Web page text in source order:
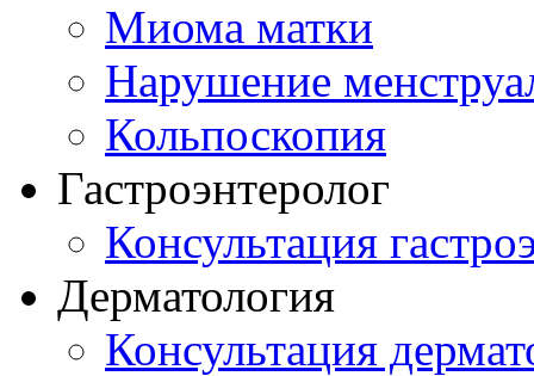
Миома матки
Нарушение
Кольпоскопия
Гастроэнтеролог
Консультация
Дерматология
Консультация